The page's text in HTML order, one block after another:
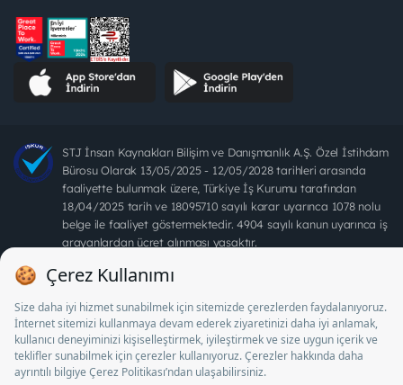
STJ İnsan Kaynakları Bilişim ve Danışmanlık A.Ş. Özel İstihdam
Bürosu Olarak 13/05/2025 - 12/05/2028 tarihleri arasında
faaliyette bulunmak üzere, Türkiye İş Kurumu tarafından
18/04/2025 tarih ve 18095710 sayılı karar uyarınca 1078 nolu
belge ile faaliyet göstermektedir. 4904 sayılı kanun uyarınca iş
arayanlardan ücret alınması yasaktır.